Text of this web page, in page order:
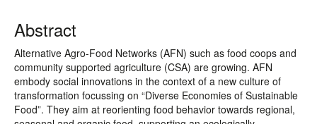
Abstract
Alternative Agro-Food Networks (AFN) such as food coops and
community supported agriculture (CSA) are growing. AFN
embody social innovations in the context of a new culture of
transformation focussing on “Diverse Economies of Sustainable
Food”. They aim at reorienting food behavior towards regional,